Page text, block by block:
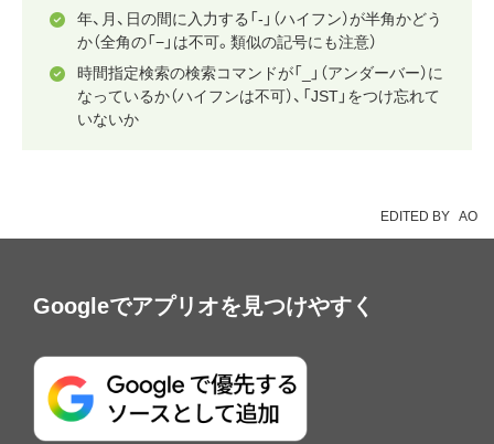
年、月、日の間に入力する「-」（ハイフン）が半角かどう
か（全角の「−」は不可。類似の記号にも注意）
時間指定検索の検索コマンドが「_」（アンダーバー）に
なっているか（ハイフンは不可）、「JST」をつけ忘れて
いないか
EDITED BY AO
Googleでアプリオを見つけやすく